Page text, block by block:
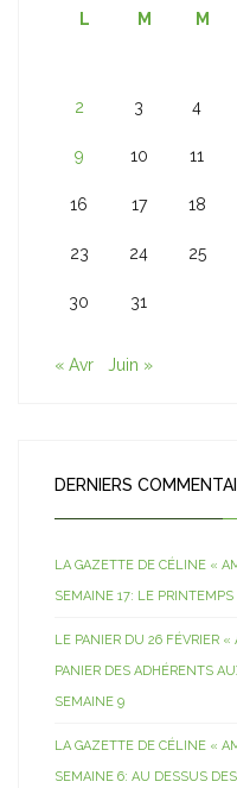
L M M
2 3 4
9 10 11
16 17 18
23 24 25
30 31
« Avr Juin »
DERNIERS
LA GAZETTE DE CÉLINE «
SEMAINE 17: LE PRINTEMPS
LE PANIER DU 26 FÉVRIER «
PANIER DES ADHÉRENTS
SEMAINE 9
LA GAZETTE DE CÉLINE «
SEMAINE 6: AU DESSUS